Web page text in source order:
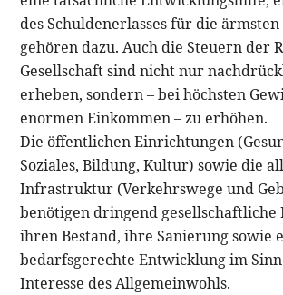
des Schuldenerlasses für die ärmsten
gehören dazu. Auch die Steuern der
Gesellschaft sind nicht nur
erheben, sondern – bei höchsten
enormen Einkommen – zu erhöhen.
Die öffentlichen Einrichtungen
Soziales, Bildung, Kultur) sowie die
Infrastruktur (Verkehrswege und
benötigen dringend
ihren Bestand, ihre Sanierung sowie
bedarfsgerechte Entwicklung im
Interesse des Allgemeinwohls.